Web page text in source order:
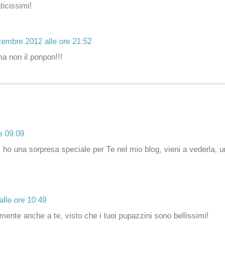
2012 alle ore 21:52
non il ponpon!!!
09:09
una sorpresa speciale per Te nel mio blog, vieni a vederla,
ore 10:49
anche a te, visto che i tuoi pupazzini sono bellissimi!